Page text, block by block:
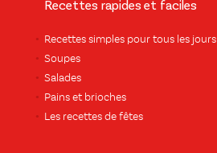
Recettes rapides et faciles
Recettes simples pour tous les jours
Soupes
Salades
Pains et brioches
Les recettes de fêtes